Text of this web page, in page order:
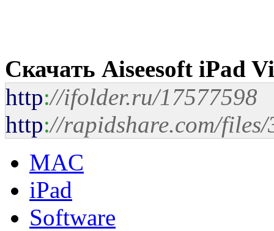
Скачать Aiseesoft iPad
http://ifolder.ru/17577598
http://rapidshare.com/
MAC
iPad
Software